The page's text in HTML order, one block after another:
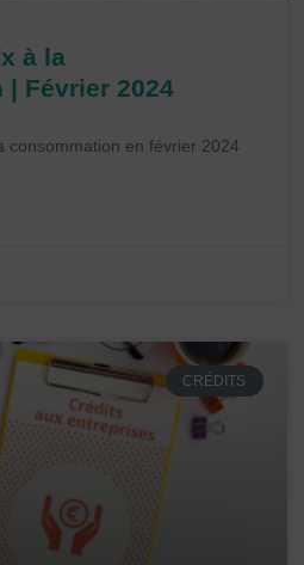
à la
Février 2024
consommation en février 2024
CRÉDITS